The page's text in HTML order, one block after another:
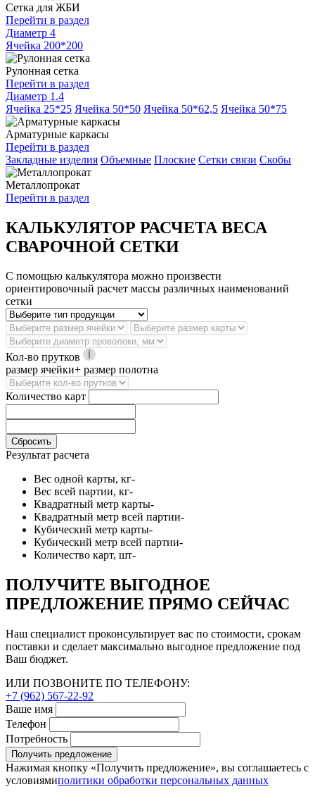
Сетка для ЖБИ
Перейти в раздел
Диаметр 4
Ячейка 200*200
Рулонная сетка
Перейти в раздел
Диаметр 1.4
Ячейка 25*25 Ячейка 50*50 Ячейка 50*62,5 Ячейка 50*75
Арматурные каркасы
Перейти в раздел
Закладные изделия Объемные Плоские Сетки связи Скобы
Металлопрокат
Перейти в раздел
КАЛЬКУЛЯТОР РАСЧЕТА ВЕСА
СВАРОЧНОЙ СЕТКИ
С помощью калькулятора можно произвести
ориентировочный расчет массы различных наименований
сетки
Кол-во прутков
размер ячейки+ размер полотна
Количество карт
Сбросить
Результат расчета
Вес одной карты, кг-
Вес всей партии, кг-
Квадратный метр карты-
Квадратный метр всей партии-
Кубический метр карты-
Кубический метр всей партии-
Количество карт, шт-
ПОЛУЧИТЕ ВЫГОДНОЕ
ПРЕДЛОЖЕНИЕ ПРЯМО СЕЙЧАС
Наш специалист проконсультирует вас по стоимости, срокам
поставки и сделает максимально выгодное предложение под
Ваш бюджет.
ИЛИ ПОЗВОНИТЕ ПО ТЕЛЕФОНУ:
+7 (962) 567-22-92
Ваше имя
Телефон
Потребность
Получить предложение
Нажимая кнопку «Получить предложение», вы соглашаетесь с
условиямиполитики обработки персональных данных